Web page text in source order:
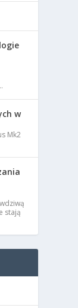
w
Mk2
stają